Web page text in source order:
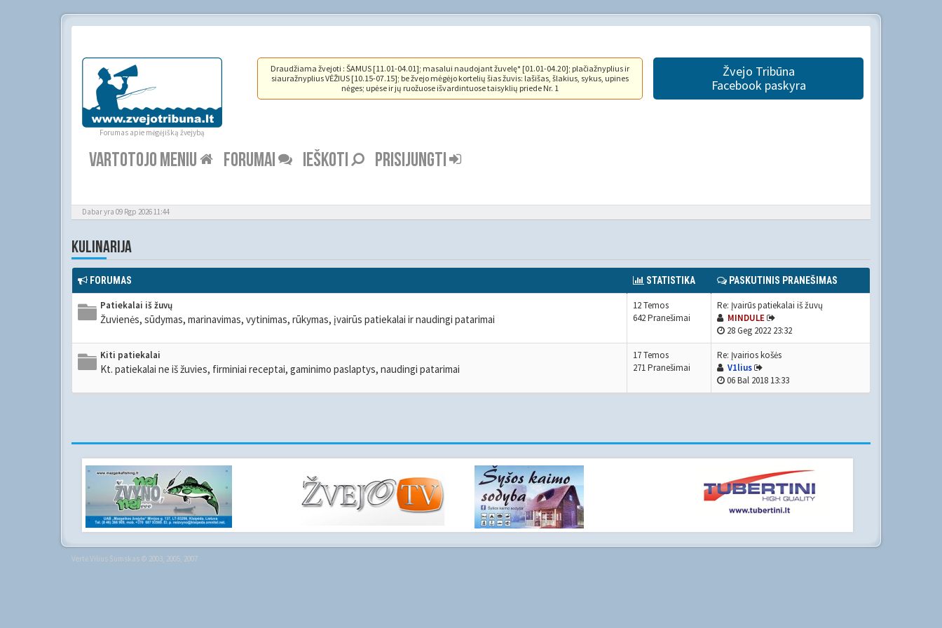
Forumas apie mėgėjišką žvejybą
Draudžiama žvejoti : ŠAMUS [11.01-04.01]; masalui naudojant žuvelę* [01.01-04.20]; plačiažnyplius ir
siauražnyplius VĖŽIUS [10.15-07.15]; be žvejo mėgėjo kortelių šias žuvis: lašišas, šlakius, sykus, upines
nėges; upėse ir jų ruožuose išvardintuose taisyklių priede Nr. 1
Žvejo Tribūna
Facebook paskyra
VARTOTOJO MENIU FORUMAI IEŠKOTI PRISIJUNGTI
Dabar yra 09 Rgp 2026 11:44
KULINARIJA
FORUMAS STATISTIKA PASKUTINIS PRANEŠIMAS
Patiekalai iš žuvų
Žuvienės, sūdymas, marinavimas, vytinimas, rūkymas, įvairūs patiekalai ir naudingi patarimai
12 Temos
642 Pranešimai
Re: Įvairūs patiekalai iš žuvų
MINDULE
28 Geg 2022 23:32
Kiti patiekalai
Kt. patiekalai ne iš žuvies, firminiai receptai, gaminimo paslaptys, naudingi patarimai
17 Temos
271 Pranešimai
Re: Įvairios košės
V1lius
06 Bal 2018 13:33
VertėVilius Šumskas © 2003, 2005, 2007